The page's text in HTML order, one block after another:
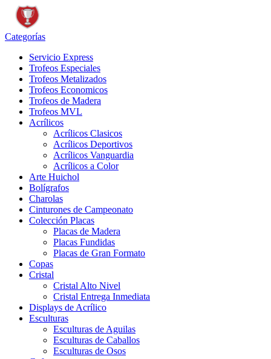
Categorías
Servicio Express
Trofeos Especiales
Trofeos Metalizados
Trofeos Economicos
Trofeos de Madera
Trofeos MVL
Acrílicos
Acrílicos Clasicos
Acrílicos Deportivos
Acrílicos Vanguardia
Acrílicos a Color
Arte Huichol
Bolígrafos
Charolas
Cinturones de Campeonato
Colección Placas
Placas de Madera
Placas Fundidas
Placas de Gran Formato
Copas
Cristal
Cristal Alto Nivel
Cristal Entrega Inmediata
Displays de Acrílico
Esculturas
Esculturas de Aguilas
Esculturas de Caballos
Esculturas de Osos